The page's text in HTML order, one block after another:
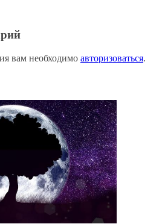
вам необходимо авторизоваться.